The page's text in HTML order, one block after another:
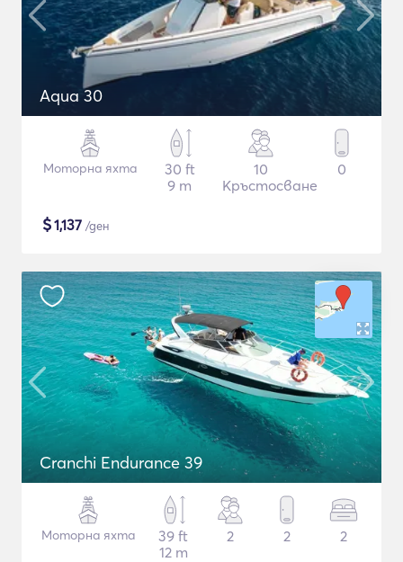
Aqua 30
Моторна яхта
30 ft
9 m
10
Кръстосване
0
$1,137 /ден
Cranchi Endurance 39
Моторна яхта
39 ft
12 m
2 2 2